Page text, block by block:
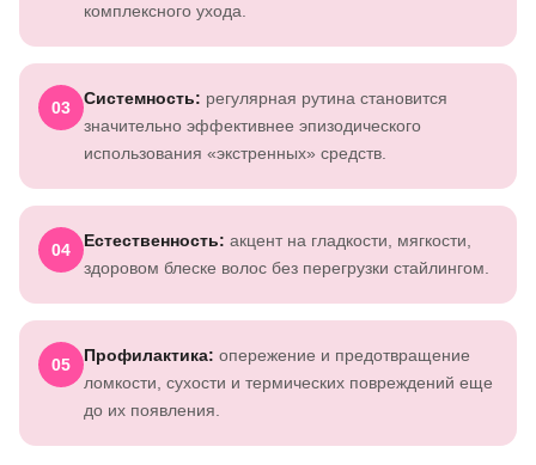
комплексного ухода.
03 Системность: регулярная рутина становится
значительно эффективнее эпизодического
использования «экстренных» средств.
04 Естественность: акцент на гладкости, мягкости,
здоровом блеске волос без перегрузки стайлингом.
05 Профилактика: опережение и предотвращение
ломкости, сухости и термических повреждений еще
до их появления.